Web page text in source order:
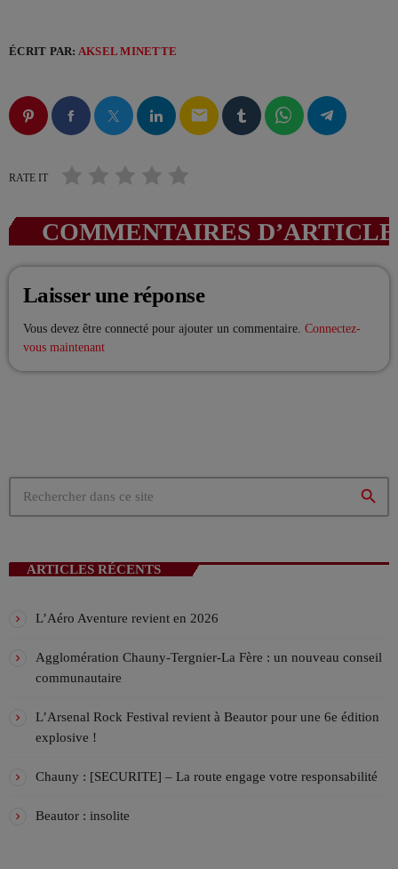
CATÉGORIES
Actualités – Le chaunois (02)
EMISSION EN COURS
LES MUSICALES
La playlist VIV’FM
10:00 - 13:00
La playlist VIV’FM
L’Aprèm avec Alex 13h/16h
ÉCRIT PAR: AKSEL MINETTE
email
RATE IT
COMMENTAIRES
Laisser une réponse
Vous devez être connecté pour ajouter un commentaire. Connectez-
vous maintenant
search
ARTICLES RÉCENTS
L’Aéro Aventure revient en 2026
Agglomération Chauny-Tergnier-La Fère : un nouveau conseil
communautaire
L’Arsenal Rock Festival revient à Beautor pour une 6e édition
explosive !
Chauny : [SECURITE] – La route engage votre responsabilité
Beautor : insolite